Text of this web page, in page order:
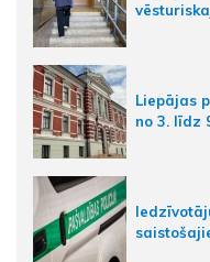
Liepājas
no 3. līdz